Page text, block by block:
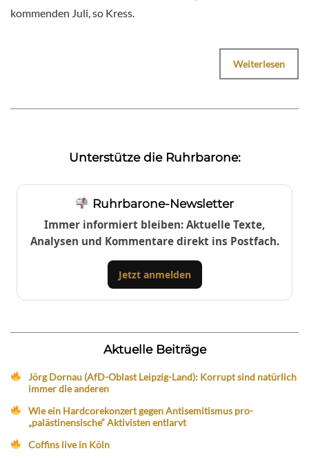
kommenden Juli, so Kress.
Weiterlesen
Unterstütze die Ruhrbarone:
Ruhrbarone-Newsletter
Immer informiert bleiben: Aktuelle Texte,
Analysen und Kommentare direkt ins Postfach.
Jetzt anmelden
Aktuelle Beiträge
Jörg Dornau (AfD-Oblast Leipzig-Land): Korrupt sind natürlich
immer die anderen
Wie ein Hardcorekonzert gegen Antisemitismus pro-
„palästinensische“ Aktivisten entlarvt
Coffins live in Köln